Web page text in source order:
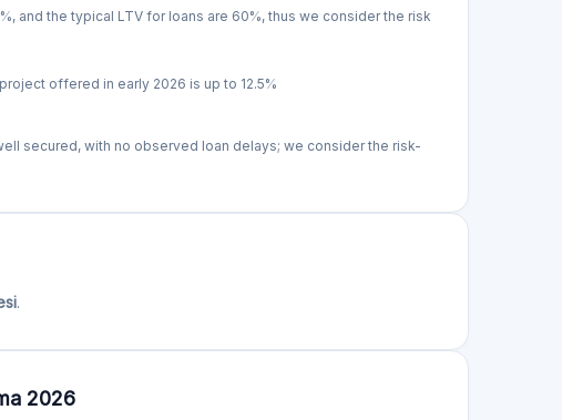
and the typical LTV for loans are 60%, thus we consider the risk
offered in early 2026 is up to 12.5%
secured, with no observed loan delays; we consider the risk-
.
2026